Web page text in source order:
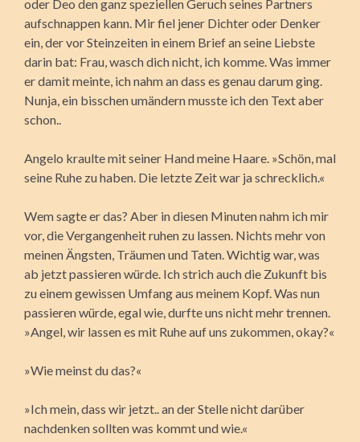
oder Deo den ganz speziellen Geruch seines Partners
aufschnappen kann. Mir fiel jener Dichter oder Denker
ein, der vor Steinzeiten in einem Brief an seine Liebste
darin bat: Frau, wasch dich nicht, ich komme. Was immer
er damit meinte, ich nahm an dass es genau darum ging.
Nunja, ein bisschen umändern musste ich den Text aber
schon..
Angelo kraulte mit seiner Hand meine Haare. »Schön, mal
seine Ruhe zu haben. Die letzte Zeit war ja schrecklich.«
Wem sagte er das? Aber in diesen Minuten nahm ich mir
vor, die Vergangenheit ruhen zu lassen. Nichts mehr von
meinen Ängsten, Träumen und Taten. Wichtig war, was
ab jetzt passieren würde. Ich strich auch die Zukunft bis
zu einem gewissen Umfang aus meinem Kopf. Was nun
passieren würde, egal wie, durfte uns nicht mehr trennen.
»Angel, wir lassen es mit Ruhe auf uns zukommen, okay?«
»Wie meinst du das?«
»Ich mein, dass wir jetzt.. an der Stelle nicht darüber
nachdenken sollten was kommt und wie.«